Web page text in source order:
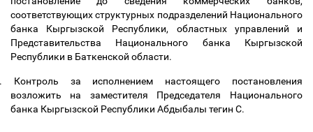
соответствующих структурных подразделений Национального
банка Кыргызской Республики, областных управлений и
Представительства Национального банка Кыргызской
Республики в Баткенской области.
Контроль за исполнением настоящего постановления
возложить на заместителя Председателя Национального
банка Кыргызской Республики Абдыбалы тегин С.